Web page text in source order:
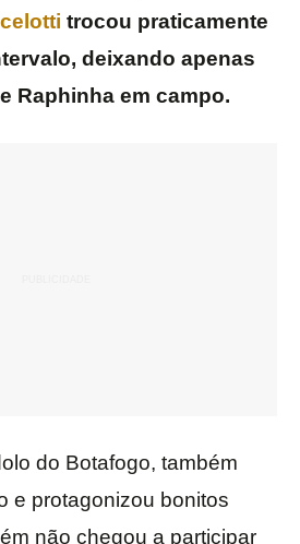
trocou praticamente
deixando apenas
Raphinha em campo.
do Botafogo, também
e protagonizou bonitos
não chegou a participar